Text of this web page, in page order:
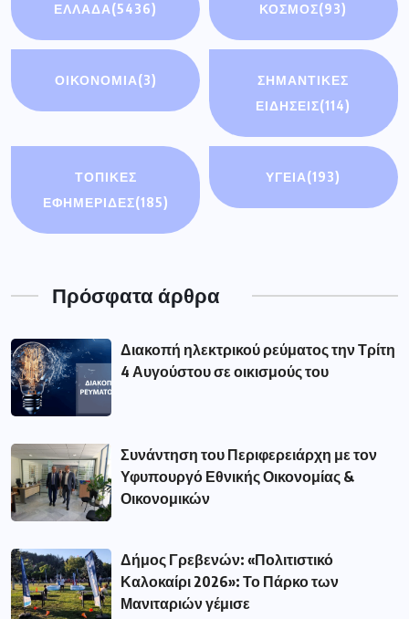
ΕΛΛΑΔΑ(5436) ΚΟΣΜΟΣ(93)
ΟΙΚΟΝΟΜΊΑ(3)
ΣΗΜΑΝΤΙΚΈΣ
ΕΙΔΉΣΕΙΣ(114)
ΤΟΠΙΚΕΣ
ΕΦΗΜΕΡΙΔΕΣ(185)
ΥΓΕΙΑ(193)
Πρόσφατα άρθρα
Διακοπή ηλεκτρικού ρεύματος την Τρίτη
4 Αυγούστου σε οικισμούς του
Συνάντηση του Περιφερειάρχη με τον
Υφυπουργό Εθνικής Οικονομίας &
Οικονομικών
Δήμος Γρεβενών: «Πολιτιστικό
Καλοκαίρι 2026»: Το Πάρκο των
Μανιταριών γέμισε